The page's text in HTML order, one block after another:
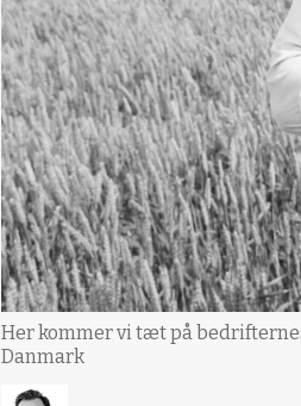
Her kommer vi tæt på
Danmark